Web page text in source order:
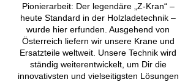
Pionierarbeit: Der legendäre „Z-Kran“ –
heute Standard in der Holzladetechnik –
wurde hier erfunden. Ausgehend von
Österreich liefern wir unsere Krane und
Ersatzteile weltweit. Unsere Technik wird
ständig weiterentwickelt, um Dir die
innovativsten und vielseitigsten Lösungen